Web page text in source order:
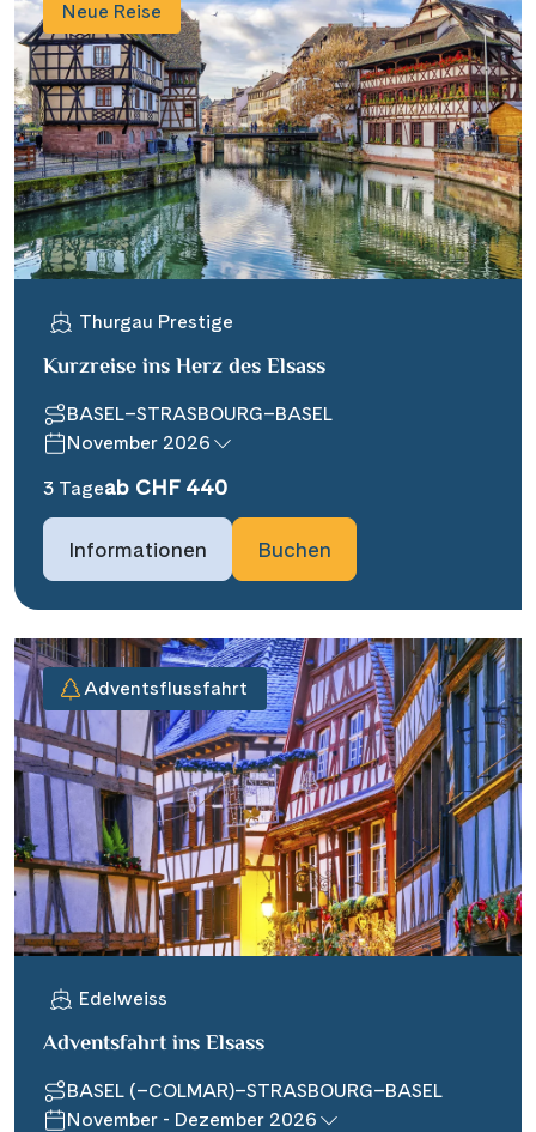
Neue Reise
Thurgau Prestige
Kurzreise ins Herz des Elsass
BASEL–STRASBOURG–BASEL
November 2026
3 Tageab CHF 440
Informationen Buchen
Adventsflussfahrt
Edelweiss
Adventsfahrt ins Elsass
BASEL (–COLMAR)–STRASBOURG–BASEL
November - Dezember 2026